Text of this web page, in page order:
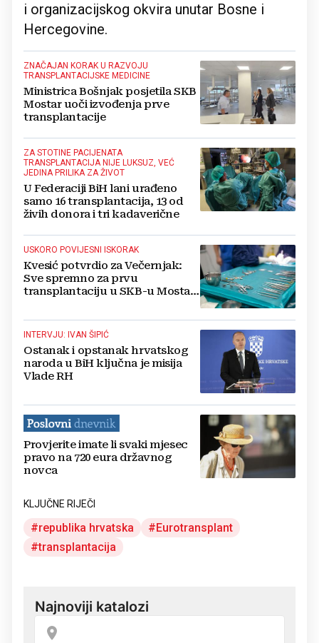
i organizacijskog okvira unutar Bosne i
Hercegovine.
ZNAČAJAN KORAK U RAZVOJU
TRANSPLANTACIJSKE MEDICINE
Ministrica Bošnjak posjetila SKB
Mostar uoči izvođenja prve
transplantacije
ZA STOTINE PACIJENATA
TRANSPLANTACIJA NIJE LUKSUZ, VEĆ
JEDINA PRILIKA ZA ŽIVOT
U Federaciji BiH lani urađeno
samo 16 transplantacija, 13 od
živih donora i tri kadaverične
USKORO POVIJESNI ISKORAK
Kvesić potvrdio za Večernjak:
Sve spremno za prvu
transplantaciju u SKB-u Mostar,
INTERVJU: IVAN ŠIPIĆ
Ostanak i opstanak hrvatskog
naroda u BiH ključna je misija
Vlade RH
Provjerite imate li svaki mjesec
pravo na 720 eura državnog
novca
KLJUČNE RIJEČI
republika hrvatska
Eurotransplant
transplantacija